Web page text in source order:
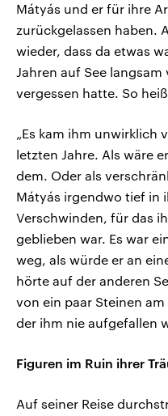
Mátyás und er für ihre
zurückgelassen haben.
wieder, dass da etwas
Jahren auf See
vergessen hatte. So
„Es kam ihm unwirklich
letzten Jahre. Als wäre
dem. Oder als
Mátyás irgendwo tief in
Verschwinden, für das
geblieben war. Es war
weg, als würde er an
hörte auf der anderen
von ein paar Steinen
der ihm nie aufgefallen
Figuren im Ruin ihrer
Auf seiner Reise